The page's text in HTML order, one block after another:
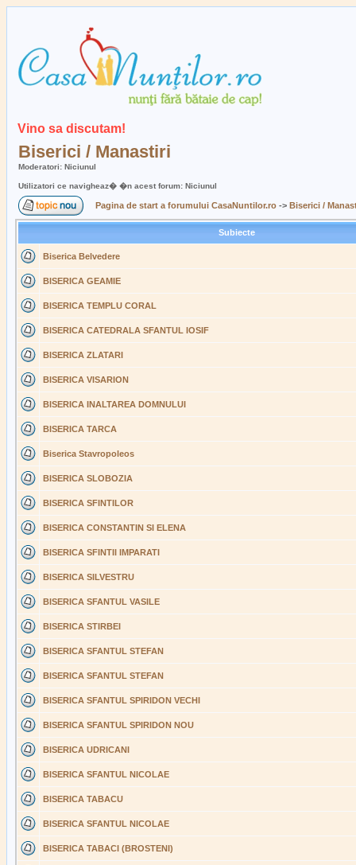
Vino sa discutam!
Biserici / Manastiri
Moderatori: Niciunul
Utilizatori ce navigheaz� �n acest forum: Niciunul
Pagina de start a forumului CasaNuntilor.ro -> Biserici /
Subiecte
Biserica Belvedere
BISERICA GEAMIE
BISERICA TEMPLU CORAL
BISERICA CATEDRALA SFANTUL IOSIF
BISERICA ZLATARI
BISERICA VISARION
BISERICA INALTAREA DOMNULUI
BISERICA TARCA
Biserica Stavropoleos
BISERICA SLOBOZIA
BISERICA SFINTILOR
BISERICA CONSTANTIN SI ELENA
BISERICA SFINTII IMPARATI
BISERICA SILVESTRU
BISERICA SFANTUL VASILE
BISERICA STIRBEI
BISERICA SFANTUL STEFAN
BISERICA SFANTUL STEFAN
BISERICA SFANTUL SPIRIDON VECHI
BISERICA SFANTUL SPIRIDON NOU
BISERICA UDRICANI
BISERICA SFANTUL NICOLAE
BISERICA TABACU
BISERICA SFANTUL NICOLAE
BISERICA TABACI (BROSTENI)